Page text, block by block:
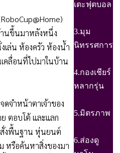
เตะฟุตบอล
3.มุม
นิทรรศการ
4.กองเชียร์
หลากรุ่น
5.มิตรภาพ
6.ส่องดู
นขึ้นมาหลังหนึ่ง
ล่น ห้องครัว ห้องน้ำ
คลื่อนที่ไปมาในบ้าน
จำหน้าตาเจ้าของ
ย ตอบโต้ และแลก
สั่งพื้นฐาน หุ่นยนต์
หรือค้นหาสิ่งของมา